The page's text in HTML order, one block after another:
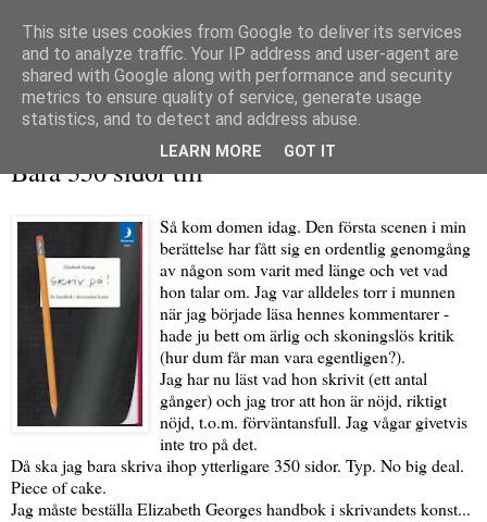
Bara 350 sidor till
Så kom domen idag. Den första scenen i min
berättelse har fått sig en ordentlig genomgång
av någon som varit med länge och vet vad
hon talar om. Jag var alldeles torr i munnen
när jag började läsa hennes kommentarer -
hade ju bett om ärlig och skoningslös kritik
(hur dum får man vara egentligen?).
Jag har nu läst vad hon skrivit (ett antal
gånger) och jag tror att hon är nöjd, riktigt
nöjd, t.o.m. förväntansfull. Jag vågar givetvis
inte tro på det.
Då ska jag bara skriva ihop ytterligare 350 sidor. Typ. No big deal.
Piece of cake.
Jag måste beställa Elizabeth Georges handbok i skrivandets konst...
This site uses cookies from Google to deliver its services
and to analyze traffic. Your IP address and user-agent are
shared with Google along with performance and security
metrics to ensure quality of service, generate usage
statistics, and to detect and address abuse.
LEARN MORE GOT IT